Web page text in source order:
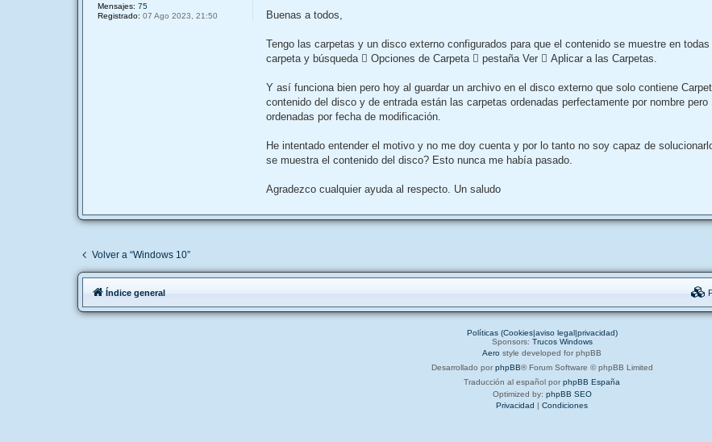
Mensajes: 75
Registrado: 07 Ago 2023, 21:50
n
j
Buenas a todos,
Tengo las carpetas y un disco externo configurados para que el contenido se muestre en
carpeta y búsqueda  Opciones de Carpeta  pestaña Ver  Aplicar a las Carpetas.
Y así funciona bien pero hoy al guardar un archivo en el disco externo que solo contiene
contenido del disco y de entrada están las carpetas ordenadas perfectamente por nombre
ordenadas por fecha de modificación.
He intentado entender el motivo y no me doy cuenta y por lo tanto no soy capaz de
se muestra el contenido del disco? Esto nunca me había pasado.
Agradezco cualquier ayuda al respecto. Un saludo
Volver a “Windows 10”
Índice general
Políticas (Cookies|aviso legal|privacidad)
Sponsors: Trucos Windows
Aero style developed for phpBB
Desarrollado por phpBB® Forum Software © phpBB Limited
Traducción al español por phpBB España
Optimized by: phpBB SEO
Privacidad | Condiciones